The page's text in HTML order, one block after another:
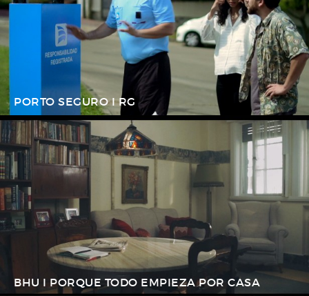
PORTO SEGURO I RG
BHU I PORQUE TODO EMPIEZA POR CASA